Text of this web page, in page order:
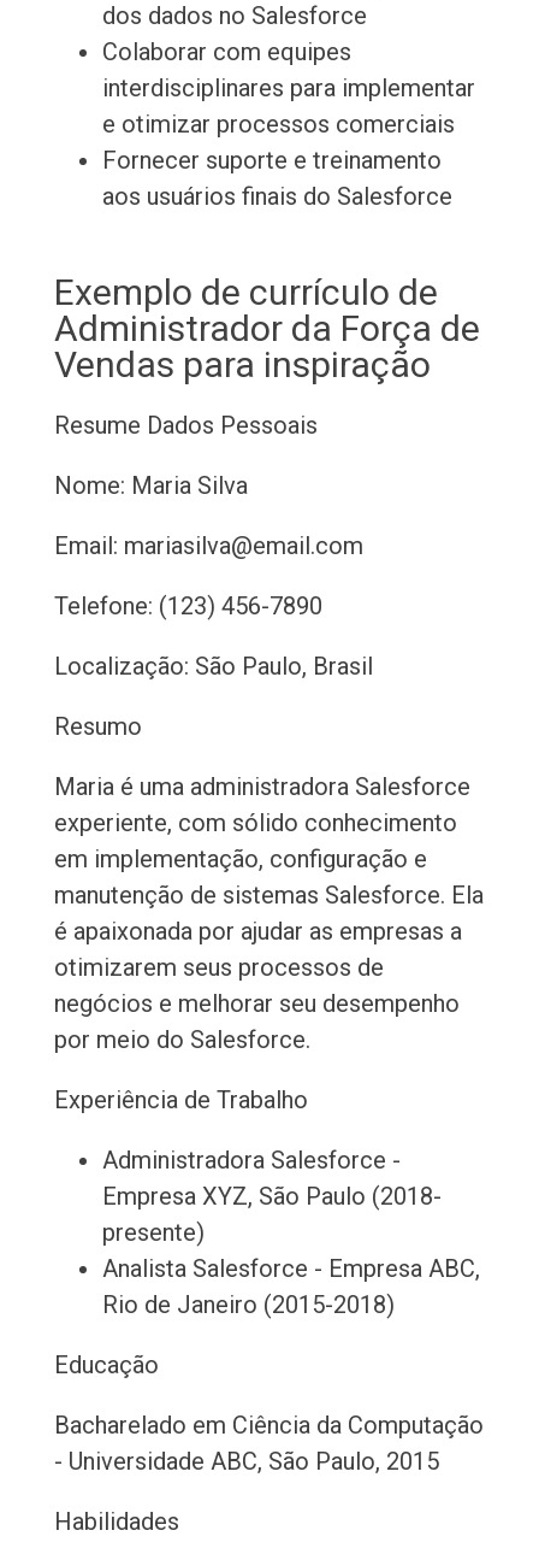
dos dados no Salesforce
Colaborar com equipes
interdisciplinares para implementar
e otimizar processos comerciais
Fornecer suporte e treinamento
aos usuários finais do Salesforce
Exemplo de currículo de
Administrador da Força de
Vendas para inspiração
Resume Dados Pessoais
Nome: Maria Silva
Email: mariasilva@email.com
Telefone: (123) 456-7890
Localização: São Paulo, Brasil
Resumo
Maria é uma administradora Salesforce
experiente, com sólido conhecimento
em implementação, configuração e
manutenção de sistemas Salesforce. Ela
é apaixonada por ajudar as empresas a
otimizarem seus processos de
negócios e melhorar seu desempenho
por meio do Salesforce.
Experiência de Trabalho
Administradora Salesforce -
Empresa XYZ, São Paulo (2018-
presente)
Analista Salesforce - Empresa ABC,
Rio de Janeiro (2015-2018)
Educação
Bacharelado em Ciência da Computação
- Universidade ABC, São Paulo, 2015
Habilidades